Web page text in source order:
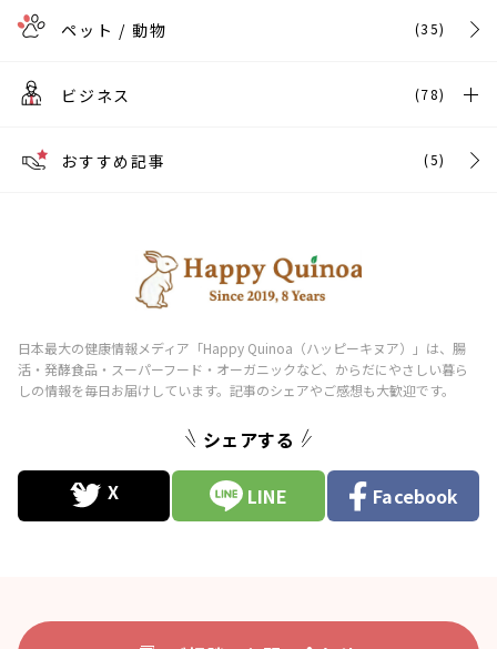
ペット / 動物 (35)
ビジネス (78)
おすすめ記事 (5)
シェアする
LINE Facebook